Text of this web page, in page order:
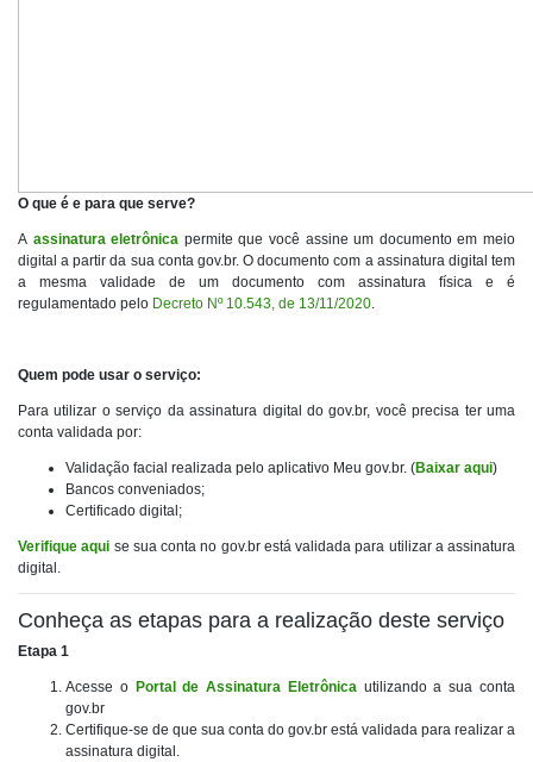
O que é e para que serve?
A assinatura eletrônica permite que você assine um documento em meio
digital a partir da sua conta gov.br. O documento com a assinatura digital tem
a mesma validade de um documento com assinatura física e é
regulamentado pelo Decreto Nº 10.543, de 13/11/2020.
Quem pode usar o serviço:
Para utilizar o serviço da assinatura digital do gov.br, você precisa ter uma
conta validada por:
Validação facial realizada pelo aplicativo Meu gov.br. (Baixar aqui)
Bancos conveniados;
Certificado digital;
Verifique aqui se sua conta no gov.br está validada para utilizar a assinatura
digital.
Conheça as etapas para a realização deste serviço
Etapa 1
Acesse o Portal de Assinatura Eletrônicautilizando a sua conta
gov.br
Certifique-se de que sua conta do gov.br está validada para realizar a
assinatura digital.